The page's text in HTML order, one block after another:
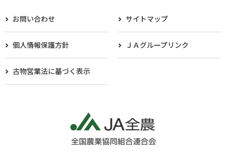
お問い合わせ サイトマップ
個人情報保護方針 ＪＡグループリンク
古物営業法に基づく表示